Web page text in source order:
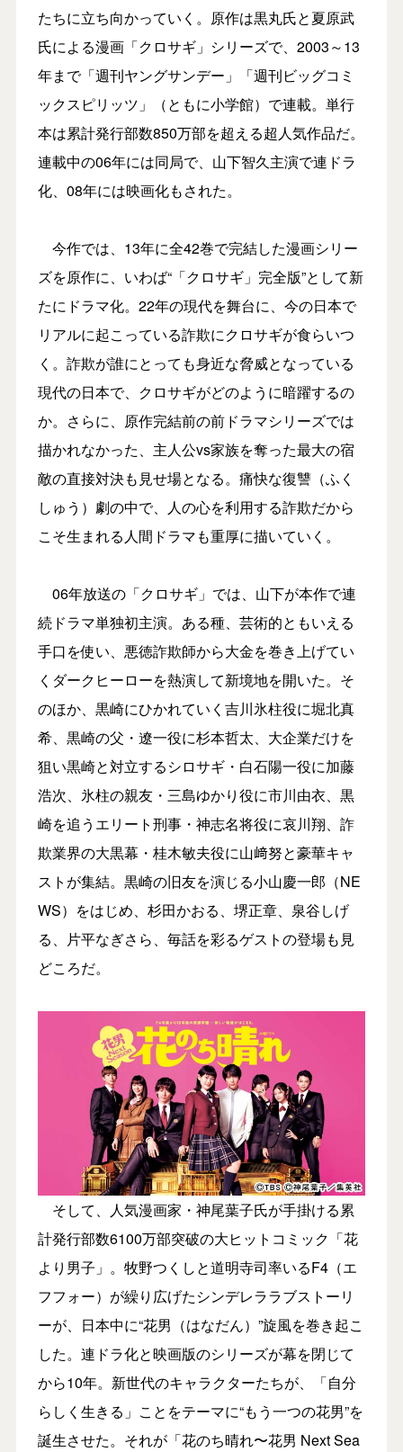
たちに立ち向かっていく。原作は黒丸氏と夏原武
氏による漫画「クロサギ」シリーズで、2003～13
年まで「週刊ヤングサンデー」「週刊ビッグコミ
ックスピリッツ」（ともに小学館）で連載。単行
本は累計発行部数850万部を超える超人気作品だ。
連載中の06年には同局で、山下智久主演で連ドラ
化、08年には映画化もされた。
今作では、13年に全42巻で完結した漫画シリー
ズを原作に、いわば“「クロサギ」完全版”として新
たにドラマ化。22年の現代を舞台に、今の日本で
リアルに起こっている詐欺にクロサギが食らいつ
く。詐欺が誰にとっても身近な脅威となっている
現代の日本で、クロサギがどのように暗躍するの
か。さらに、原作完結前の前ドラマシリーズでは
描かれなかった、主人公vs家族を奪った最大の宿
敵の直接対決も見せ場となる。痛快な復讐（ふく
しゅう）劇の中で、人の心を利用する詐欺だから
こそ生まれる人間ドラマも重厚に描いていく。
06年放送の「クロサギ」では、山下が本作で連
続ドラマ単独初主演。ある種、芸術的ともいえる
手口を使い、悪徳詐欺師から大金を巻き上げてい
くダークヒーローを熱演して新境地を開いた。そ
のほか、黒崎にひかれていく吉川氷柱役に堀北真
希、黒崎の父・遼一役に杉本哲太、大企業だけを
狙い黒崎と対立するシロサギ・白石陽一役に加藤
浩次、氷柱の親友・三島ゆかり役に市川由衣、黒
崎を追うエリート刑事・神志名将役に哀川翔、詐
欺業界の大黒幕・桂木敏夫役に山﨑努と豪華キャ
ストが集結。黒崎の旧友を演じる小山慶一郎（NE
WS）をはじめ、杉田かおる、堺正章、泉谷しげ
る、片平なぎさら、毎話を彩るゲストの登場も見
どころだ。
そして、人気漫画家・神尾葉子氏が手掛ける累
計発行部数6100万部突破の大ヒットコミック「花
より男子」。牧野つくしと道明寺司率いるF4（エ
フフォー）が繰り広げたシンデレララブストーリ
ーが、日本中に“花男（はなだん）”旋風を巻き起こ
した。連ドラ化と映画版のシリーズが幕を閉じて
から10年。新世代のキャラクターたちが、「自分
らしく生きる」ことをテーマに“もう一つの花男”を
誕生させた。それが「花のち晴れ〜花男 Next Sea